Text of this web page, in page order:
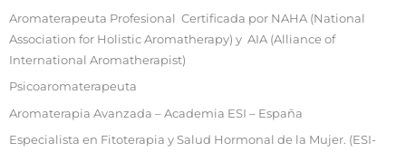
Aromaterapeuta Profesional Certificada por NAHA (National
Association for Holistic Aromatherapy) y AIA (Alliance of
International Aromatherapist)
Psicoaromaterapeuta
Aromaterapia Avanzada – Academia ESI – España
Especialista en Fitoterapia y Salud Hormonal de la Mujer. (ESI-